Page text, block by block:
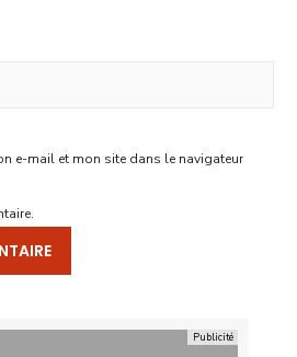
e-mail et mon site dans le navigateur